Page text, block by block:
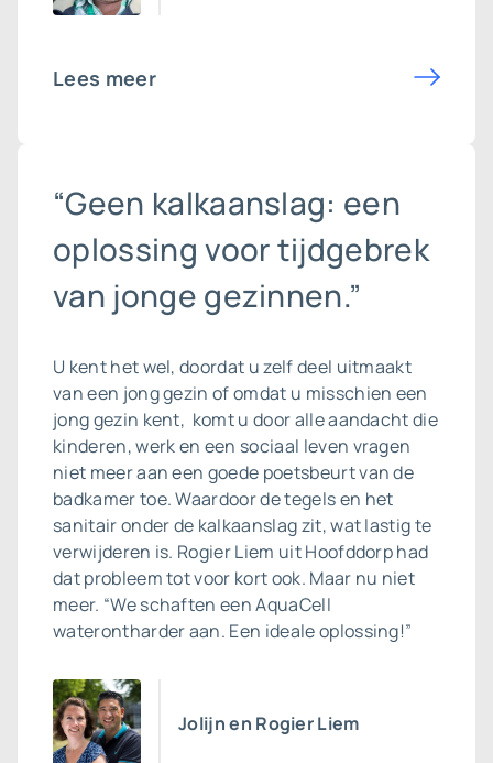
Lees meer
“Geen kalkaanslag: een
oplossing voor tijdgebrek
van jonge gezinnen.”
U kent het wel, doordat u zelf deel uitmaakt
van een jong gezin of omdat u misschien een
jong gezin kent, komt u door alle aandacht die
kinderen, werk en een sociaal leven vragen
niet meer aan een goede poetsbeurt van de
badkamer toe. Waardoor de tegels en het
sanitair onder de kalkaanslag zit, wat lastig te
verwijderen is. Rogier Liem uit Hoofddorp had
dat probleem tot voor kort ook. Maar nu niet
meer. “We schaften een AquaCell
waterontharder aan. Een ideale oplossing!”
Jolijn en Rogier Liem